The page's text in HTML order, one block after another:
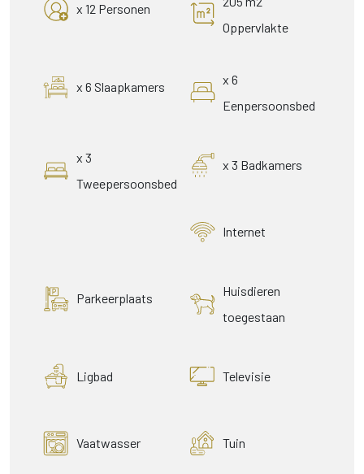
x 12 Personen
Oppervlakte
x 6 Slaapkamers
x 6
Eenpersoonsbed
x 3
Tweepersoonsbed
x 3 Badkamers
Internet
Parkeerplaats
Huisdieren
toegestaan
Ligbad Televisie
Vaatwasser Tuin